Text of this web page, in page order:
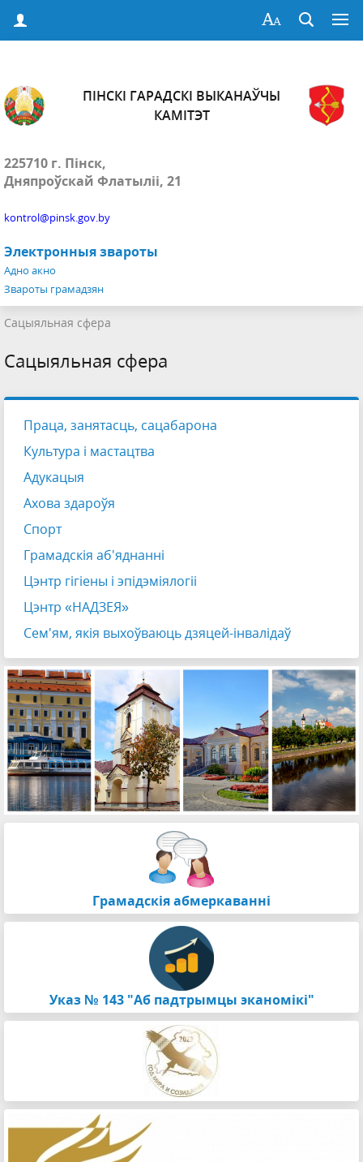
ПІНСКІ ГАРАДСКІ ВЫКАНАЎЧЫ
КАМІТЭТ
225710 г. Пінск,
Дняпроўскай Флатыліі, 21
kontrol@pinsk.gov.by
Электронныя звароты
Адно акно
Звароты грамадзян
Сацыяльная сфера
Сацыяльная сфера
Праца, занятасць, сацабарона
Культура і мастацтва
Адукацыя
Ахова здароўя
Спорт
Грамадскія аб'яднанні
Цэнтр гігіены і эпідэміялогіі
Цэнтр «НАДЗЕЯ»
Сем'ям, якія выхоўваюць дзяцей-інвалідаў
Грамадскія абмеркаванні
Указ № 143 "Аб падтрымцы эканомікі"